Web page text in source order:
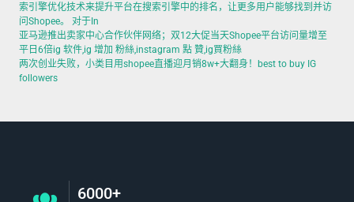
索引擎优化技术来提升平台在搜索引擎中的排名，让更多用户能够找到并访
问Shopee。 对于In
亚马逊推出卖家中心合作伙伴网络；双12大促当天Shopee平台访问量增至
平日6倍ig 软件,ig 增加 粉絲,instagram 點 贊,ig買粉絲
两次创业失败，小类目用shopee直播迎月销8w+大翻身！best to buy IG
followers
6000+